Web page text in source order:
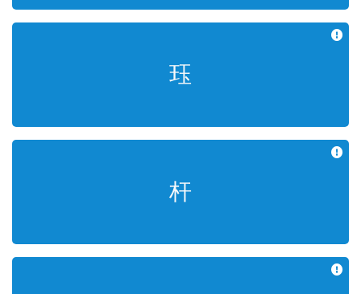
珏
쌍옥 각
杆
몽둥이 간